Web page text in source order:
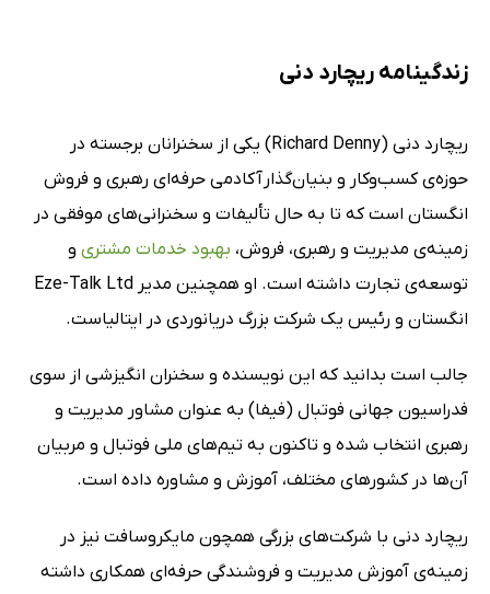
زندگینامه ریچارد دنی
ریچارد دنی (Richard Denny) یکی از سخنرانان برجسته در
حوزه‌ی کسب‌و‌کار و بنیان‌گذار آکادمی حرفه‌ای رهبری و فروش
انگستان است که تا به حال تألیفات و سخنرانی‌های موفقی در
زمینه‌ی مدیریت و رهبری، فروش، بهبود خدمات مشتری و
توسعه‌ی تجارت داشته است. او همچنین مدیر Eze-Talk Ltd
انگستان و رئیس یک شرکت بزرگ دریانوردی در ایتالیاست.
جالب است بدانید که این نویسنده و سخنران انگیزشی از سوی
فدراسیون جهانی فوتبال (فیفا) به عنوان مشاور مدیریت و
رهبری انتخاب شده و تاکنون به تیم‌های ملی فوتبال و مربیان
آن‌ها در کشورهای مختلف، آموزش و مشاوره داده است.
ریچارد دنی با شرکت‌های بزرگی همچون مایکروسافت نیز در
زمینه‌ی آموزش مدیریت و فروشندگی حرفه‌ای همکاری داشته